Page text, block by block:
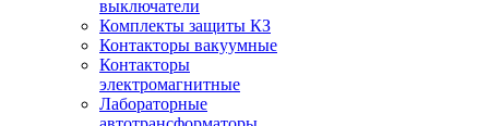
выключатели
Комплекты защиты КЗ
Контакторы вакуумные
Контакторы
электромагнитные
Лабораторные